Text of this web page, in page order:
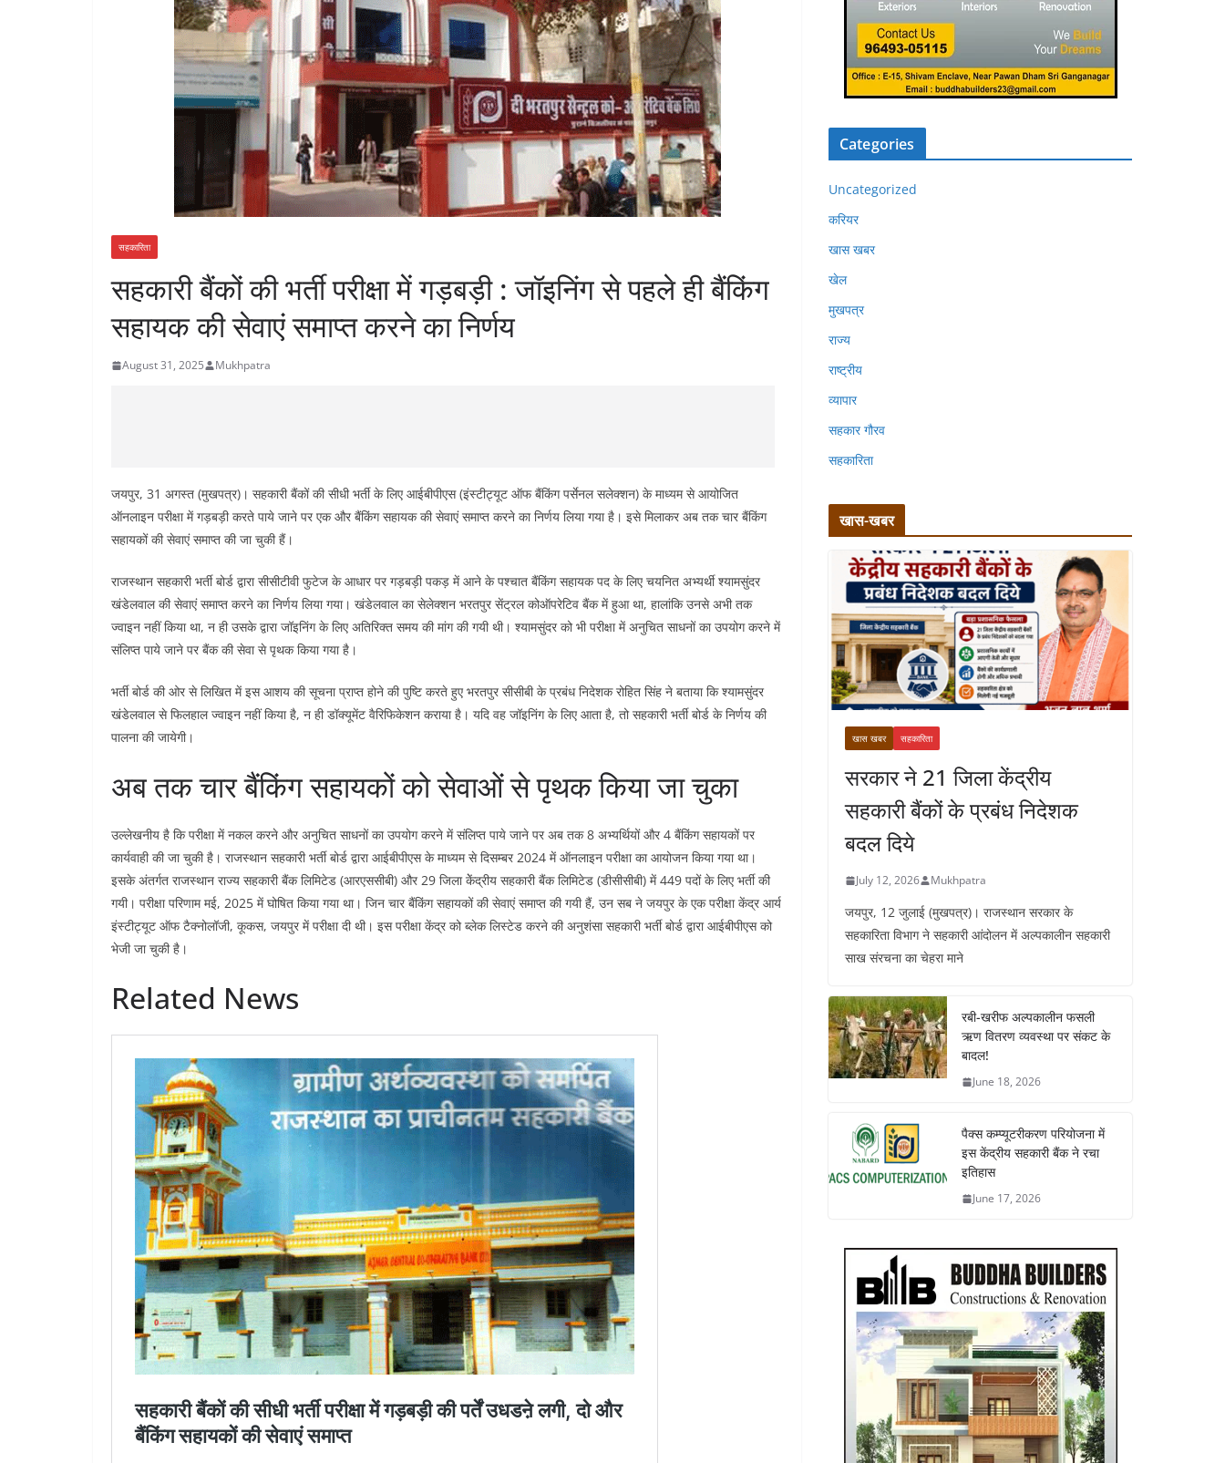
सहकारिता
सहकारी बैंकों की भर्ती परीक्षा में गड़बड़ी : जॉइनिंग से पहले ही बैंकिंग
सहायक की सेवाएं समाप्त करने का निर्णय
August 31, 2025 Mukhpatra
जयपुर, 31 अगस्त (मुखपत्र)। सहकारी बैंकों की सीधी भर्ती के लिए आईबीपीएस (इंस्टीट्यूट ऑफ बैंकिंग पर्सेनल सलेक्शन) के माध्यम से आयोजित
ऑनलाइन परीक्षा में गड़बड़ी करते पाये जाने पर एक और बैंकिंग सहायक की सेवाएं समाप्त करने का निर्णय लिया गया है। इसे मिलाकर अब तक चार बैंकिंग
सहायकों की सेवाएं समाप्त की जा चुकी हैं।
राजस्थान सहकारी भर्ती बोर्ड द्वारा सीसीटीवी फुटेज के आधार पर गड़बड़ी पकड़ में आने के पश्चात बैंकिंग सहायक पद के लिए चयनित अभ्यर्थी श्यामसुंदर
खंडेलवाल की सेवाएं समाप्त करने का निर्णय लिया गया। खंडेलवाल का सेलेक्शन भरतपुर सेंट्रल कोऑपरेटिव बैंक में हुआ था, हालांकि उनसे अभी तक
ज्वाइन नहीं किया था, न ही उसके द्वारा जॉइनिंग के लिए अतिरिक्त समय की मांग की गयी थी। श्यामसुंदर को भी परीक्षा में अनुचित साधनों का उपयोग करने में
संलिप्त पाये जाने पर बैंक की सेवा से पृथक किया गया है।
भर्ती बोर्ड की ओर से लिखित में इस आशय की सूचना प्राप्त होने की पुष्टि करते हुए भरतपुर सीसीबी के प्रबंध निदेशक रोहित सिंह ने बताया कि श्यामसुंदर
खंडेलवाल से फिलहाल ज्वाइन नहीं किया है, न ही डॉक्यूमेंट वैरिफिकेशन कराया है। यदि वह जॉइनिंग के लिए आता है, तो सहकारी भर्ती बोर्ड के निर्णय की
पालना की जायेगी।
अब तक चार बैंकिंग सहायकों को सेवाओं से पृथक किया जा चुका
उल्लेखनीय है कि परीक्षा में नकल करने और अनुचित साधनों का उपयोग करने में संलिप्त पाये जाने पर अब तक 8 अभ्यर्थियों और 4 बैंकिंग सहायकों पर
कार्यवाही की जा चुकी है। राजस्थान सहकारी भर्ती बोर्ड द्वारा आईबीपीएस के माध्यम से दिसम्बर 2024 में ऑनलाइन परीक्षा का आयोजन किया गया था।
इसके अंतर्गत राजस्थान राज्य सहकारी बैंक लिमिटेड (आरएससीबी) और 29 जिला केेंद्रीय सहकारी बैंक लिमिटेड (डीसीसीबी) में 449 पदों के लिए भर्ती की
गयी। परीक्षा परिणाम मई, 2025 में घोषित किया गया था। जिन चार बैंकिंग सहायकों की सेवाएं समाप्त की गयी हैं, उन सब ने जयपुर के एक परीक्षा केंद्र आर्य
इंस्टीट्यूट ऑफ टैक्नोलॉजी, कूकस, जयपुर में परीक्षा दी थी। इस परीक्षा केंद्र को ब्लेक लिस्टेड करने की अनुशंसा सहकारी भर्ती बोर्ड द्वारा आईबीपीएस को
भेजी जा चुकी है।
Related News
Categories
Uncategorized
करियर
खास खबर
खेल
मुखपत्र
राज्य
राष्ट्रीय
व्यापार
सहकार गौरव
सहकारिता
खास-खबर
खास खबर सहकारिता
सरकार ने 21 जिला केंद्रीय
सहकारी बैंकों के प्रबंध निदेशक
बदल दिये
July 12, 2026 Mukhpatra
जयपुर, 12 जुलाई (मुखपत्र)। राजस्थान सरकार के
सहकारिता विभाग ने सहकारी आंदोलन में अल्पकालीन सहकारी
साख संरचना का चेहरा माने
रबी-खरीफ अल्पकालीन फसली
ऋण वितरण व्यवस्था पर संकट के
बादल!
June 18, 2026
पैक्स कम्प्यूटरीकरण परियोजना में
इस केंद्रीय सहकारी बैंक ने रचा
इतिहास
June 17, 2026